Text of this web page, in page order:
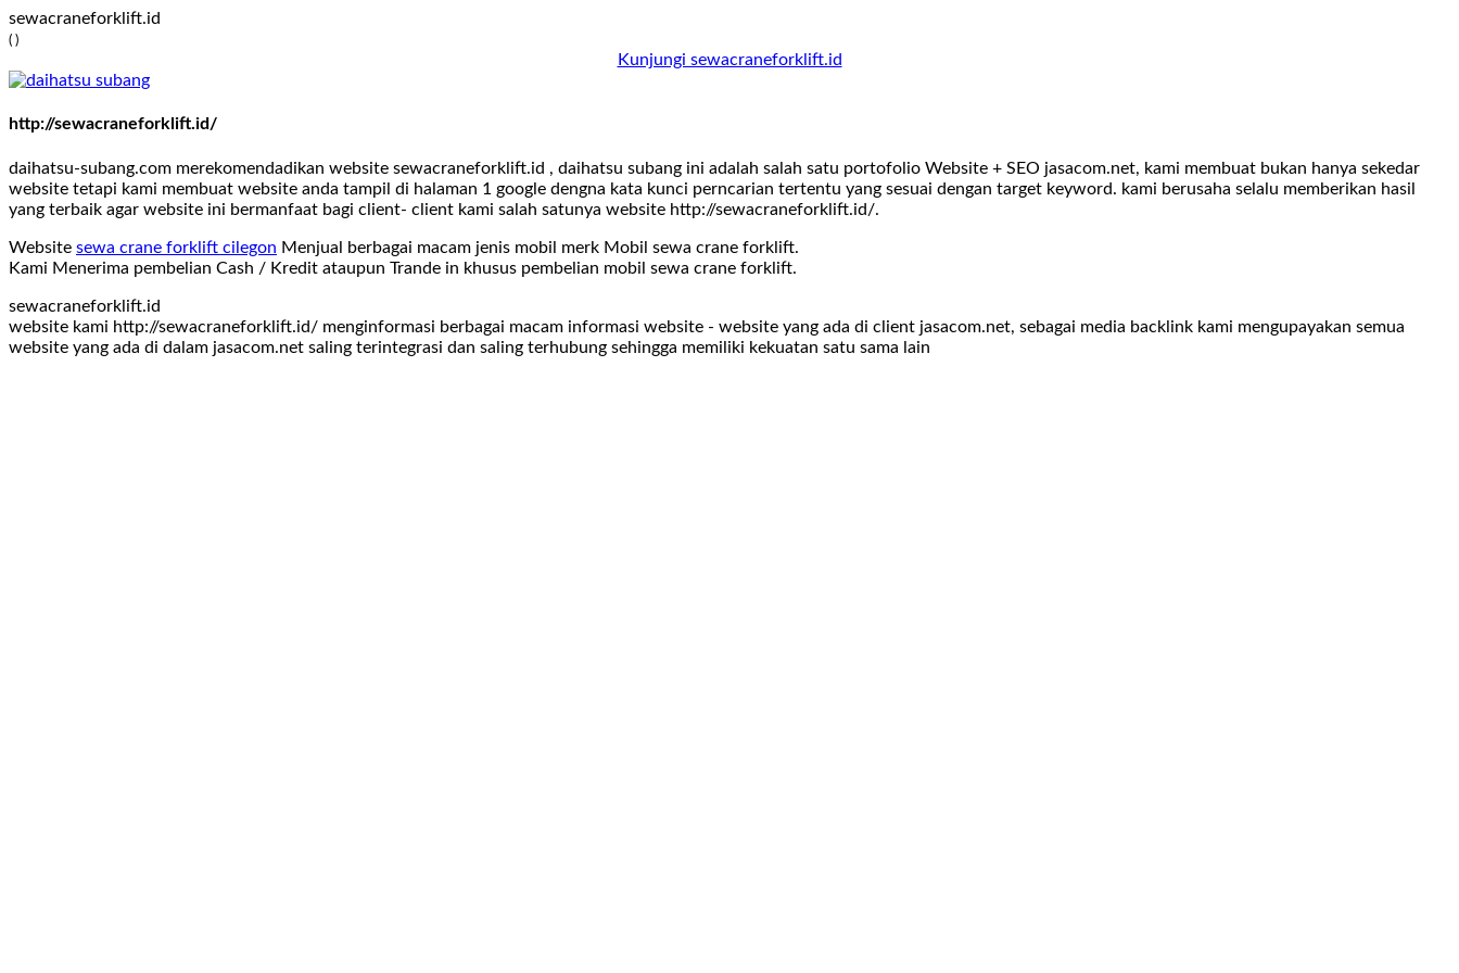
sewacraneforklift.id
( )
Kunjungi sewacraneforklift.id
http://sewacraneforklift.id/
daihatsu-subang.com merekomendadikan website sewacraneforklift.id , daihatsu subang ini adalah salah satu portofolio Website + SEO jasacom.net, kami membuat bukan hanya sekedar
website tetapi kami membuat website anda tampil di halaman 1 google dengna kata kunci perncarian tertentu yang sesuai dengan target keyword. kami berusaha selalu memberikan hasil
yang terbaik agar website ini bermanfaat bagi client- client kami salah satunya website http://sewacraneforklift.id/.
Website sewa crane forklift cilegon Menjual berbagai macam jenis mobil merk Mobil sewa crane forklift.
Kami Menerima pembelian Cash / Kredit ataupun Trande in khusus pembelian mobil sewa crane forklift.
sewacraneforklift.id
website kami http://sewacraneforklift.id/ menginformasi berbagai macam informasi website - website yang ada di client jasacom.net, sebagai media backlink kami mengupayakan semua
website yang ada di dalam jasacom.net saling terintegrasi dan saling terhubung sehingga memiliki kekuatan satu sama lain